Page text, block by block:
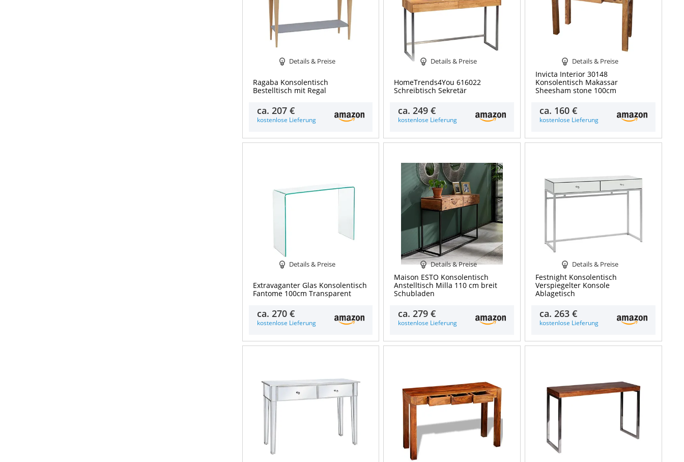
Details & Preise
Ragaba Konsolentisch
Bestelltisch mit Regal
ca. 207 €
kostenlose Lieferung
Details & Preise
HomeTrends4You 616022
Schreibtisch Sekretär
ca.249 €
kostenlose Lieferung
Details & Preise
Invicta Interior 30148
Konsolentisch Makassar
Sheesham stone 100cm
ca. 160 €
kostenlose Lieferung
Details & Preise
Extravaganter Glas Konsolentisch
Fantome 100cm Transparent
ca. 270 €
kostenlose Lieferung
Details & Preise
Maison ESTO Konsolentisch
Anstelltisch Milla 110 cm breit
Schubladen
ca.279 €
kostenlose Lieferung
Details & Preise
Festnight Konsolentisch
Verspiegelter Konsole
Ablagetisch
ca.263 €
kostenlose Lieferung